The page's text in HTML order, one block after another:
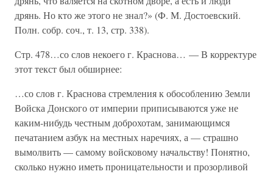
дрянь. Но кто же этого не знал?» (Ф. М. Достоевский.
Полн. собр. соч., т. 13, стр. 338).
Стр. 478…со слов некоего г. Краснова… — В корректуре
этот текст был обширнее:
…со слов г. Краснова стремления к обособлению Земли
Войска Донского от империи приписываются уже не
каким-нибудь честным доброхотам, занимающимся
печатанием азбук на местных наречиях, а — страшно
вымолвить — самому войсковому начальству! Понятно,
сколько нужно иметь проницательности и прозорливой